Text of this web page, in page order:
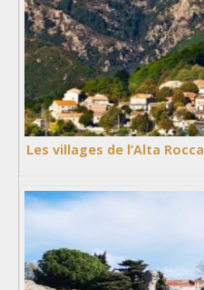
Les villages de l’Alta Rocca